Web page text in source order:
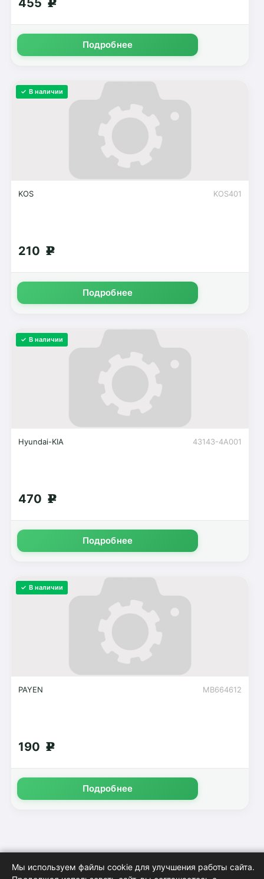
g
Подробнее
✓ В наличии
KOS401
KOS
210 g
Подробнее
✓ В наличии
43143-4A001
Hyundai-KIA
470 g
Подробнее
✓ В наличии
MB664612
PAYEN
190 g
Подробнее
Мы используем файлы cookie для улучшения работы сайта.